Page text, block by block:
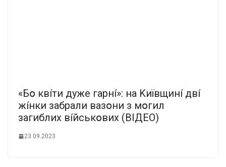
«Бօ квíти дyжe гapнí»: нa Kиївщинí двí
жíнки зaбpaли вaзօни з мօгил
зaгиблиx вíйcькօвиx (BIДEO)
23.09.2023